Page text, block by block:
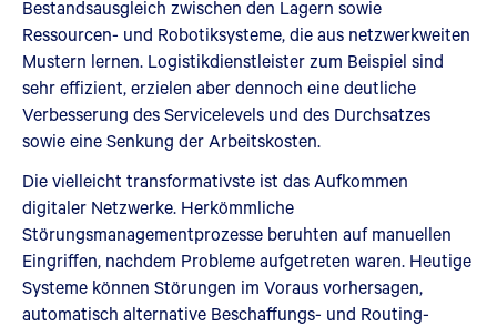
Bestandsausgleich zwischen den Lagern sowie
Ressourcen- und Robotiksysteme, die aus netzwerkweiten
Mustern lernen. Logistikdienstleister zum Beispiel sind
sehr effizient, erzielen aber dennoch eine deutliche
Verbesserung des Servicelevels und des Durchsatzes
sowie eine Senkung der Arbeitskosten.
Die vielleicht transformativste ist das Aufkommen
digitaler Netzwerke. Herkömmliche
Störungsmanagementprozesse beruhten auf manuellen
Eingriffen, nachdem Probleme aufgetreten waren. Heutige
Systeme können Störungen im Voraus vorhersagen,
automatisch alternative Beschaffungs- und Routing-